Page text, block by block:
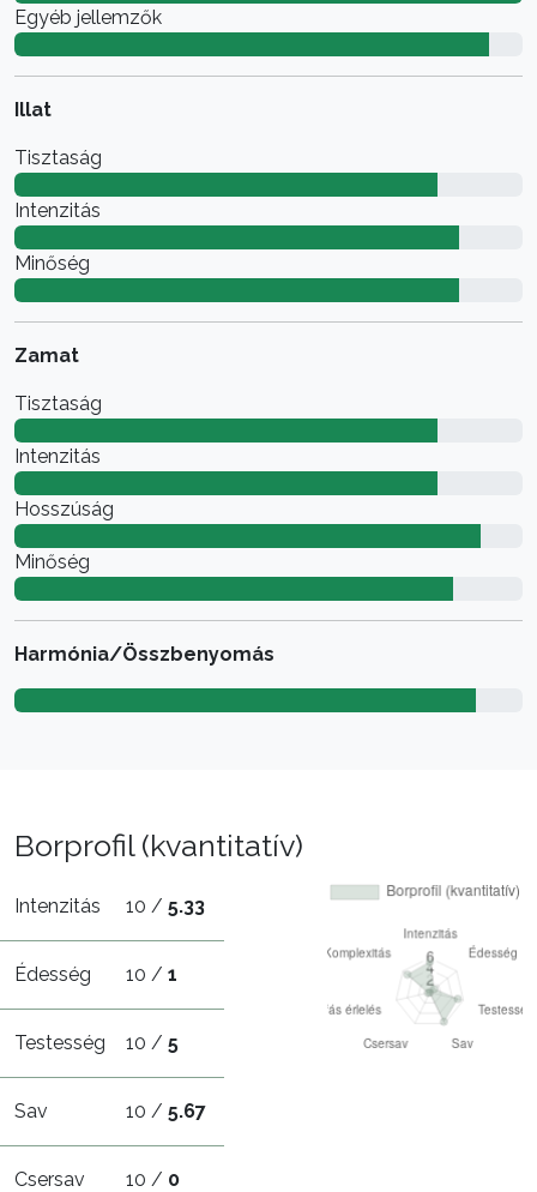
Egyéb jellemzők
Illat
Tisztaság
Intenzitás
Minőség
Zamat
Tisztaság
Intenzitás
Hosszúság
Minőség
Harmónia/Összbenyomás
Borprofil (kvantitatív)
Intenzitás 10 /5.33
Édesség 10 /1
Testesség 10 /5
Sav 10 /5.67
Csersav 10 / 0